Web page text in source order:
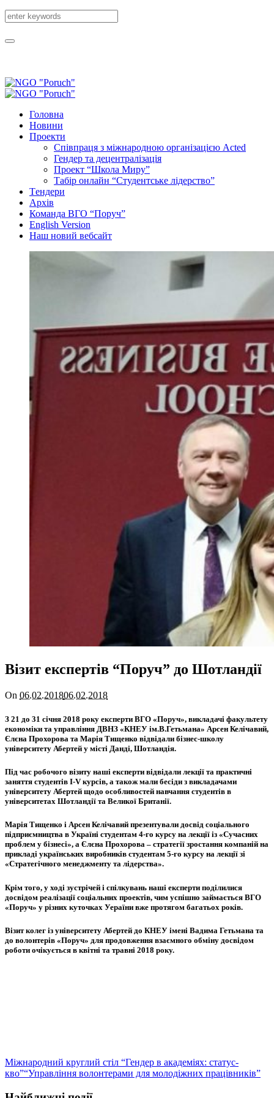
Головна
Новини
Проекти
Співпраця з міжнародною організацією Acted
Гендер та децентралізація
Проект “Школа Миру”
Табір онлайн “Студентське лідерство”
Tендери
Архів
Команда ВГО “Поруч”
English Version
Наш новий вебсайт
Візит експертів “Поруч” до Шотландії
On 06.02.201806.02.2018
З 21 до 31 січня 2018 року експерти ВГО «Поруч», викладачі факультету
економіки та управління ДВНЗ «КНЕУ ім.В.Гетьмана» Арсен Келічавий,
Єлєна Прохорова та Марія Тищенко відвідали бізнес-школу
університету Абертей у місті Данді, Шотландія.
Під час робочого візиту наші експерти відвідали лекції та практичні
заняття студентів I-V курсів, а також мали бесіди з викладачами
університету Абертей щодо особливостей навчання студентів в
університетах Шотландії та Великої Британії.
Марія Тищенко і Арсен Келічавий презентували досвід соціального
підприємництва в Україні студентам 4-го курсу на лекції із «Сучасних
проблем у бізнесі», а Єлєна Прохорова – стратегії зростання компаній на
прикладі українських виробників студентам 5-го курсу на лекції зі
«Стратегічного менеджменту та лідерства».
Крім того, у ході зустрічей і спілкувань наші експерти поділилися
досвідом реалізації соціальних проектів, чим успішно займається ВГО
«Поруч» у різних куточках Уераїни вже протягом багатьох років.
Візит колег із університету Абертей до КНЕУ імені Вадима Гетьмана та
до волонтерів «Поруч» для продовження взаємного обміну досвідом
роботи очікується в квітні та травні 2018 року.
Міжнародний круглий стіл “Гендер в академіях: статус-
кво”“Управління волонтерами для молодіжних працівників”